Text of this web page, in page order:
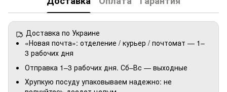
Доставка по Украине
«Новая почта»: отделение / курьер / почтомат — 1–
3 рабочих дня
Отправка 1–3 рабочих дня. Сб–Вс — выходные
Хрупкую посуду упаковываем надежно: не